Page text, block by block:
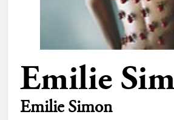
Emilie
Emilie Simon